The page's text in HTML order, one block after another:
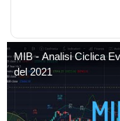
MIB - Analisi Ciclica
del 2021